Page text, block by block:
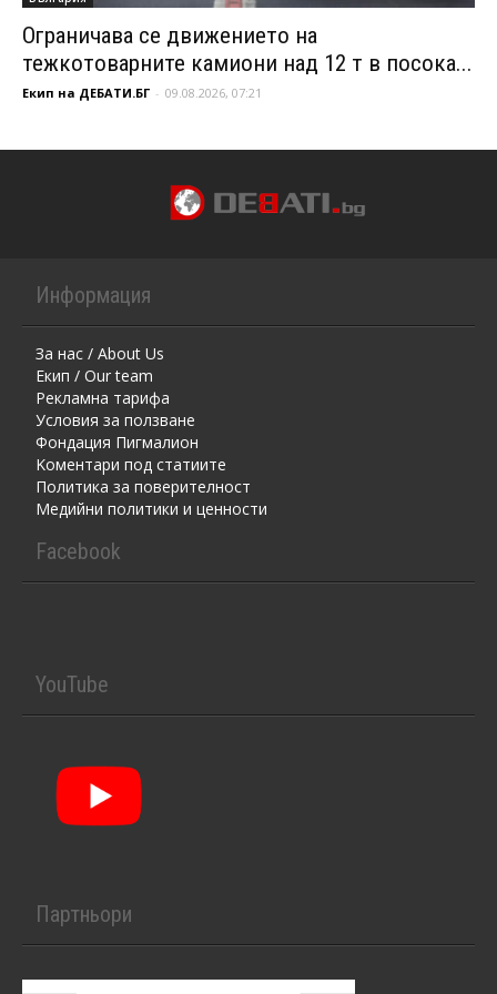
Ограничава се движението на
тежкотоварните камиони над 12 т в посока...
Екип на ДЕБАТИ.БГ - 09.08.2026, 07:21
Информация
За нас / About Us
Екип / Our team
Рекламна тарифа
Условия за ползване
Фондация Пигмалион
Kоментaри под статиите
Политика за поверителност
Медийни политики и ценности
Facebook
YouTube
Партньори